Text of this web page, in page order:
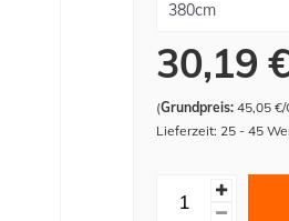
30,19
(Grundpreis: 45,05
Lieferzeit: 25 - 45